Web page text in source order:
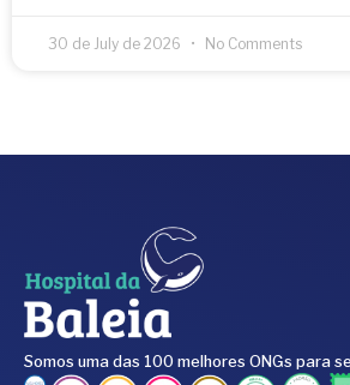
30 de July de 2026 No Comments
Somos uma das 100 melhores ONGs para